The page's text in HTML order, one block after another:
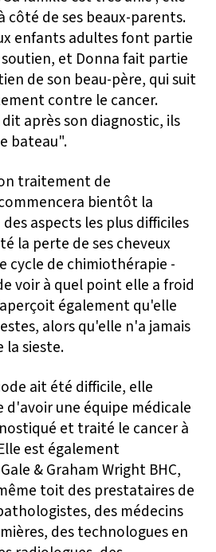
côté de ses beaux-parents.
enfants adultes font partie
et Donna fait partie
de son beau-père, qui suit
contre le cancer.
après son diagnostic, ils
bateau".
traitement de
bientôt la
aspects les plus difficiles
la perte de ses cheveux
cycle de chimiothérapie -
voir à quel point elle a froid
également qu'elle
alors qu'elle n'a jamais
la sieste.
ait été difficile, elle
d'avoir une équipe médicale
et traité le cancer à
est également
& Graham Wright BHC,
toit des prestataires de
des médecins
des technologues en